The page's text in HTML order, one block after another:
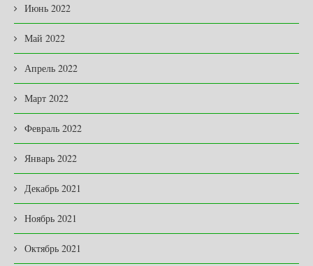
Июнь 2022
Май 2022
Апрель 2022
Март 2022
Февраль 2022
Январь 2022
Декабрь 2021
Ноябрь 2021
Октябрь 2021